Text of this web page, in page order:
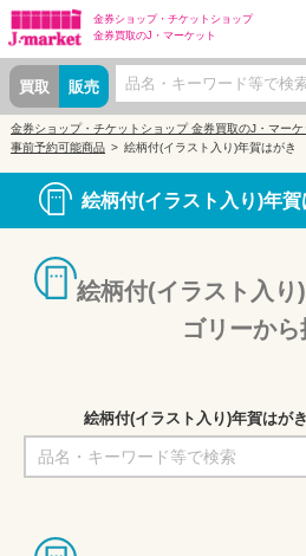
金券ショップ・ チケットショップ
金券買取のJ・マーケット
買取 販売
金券ショップ・チケットショップ 金券買取のJ・マーケ
事前予約可能商品
絵柄付(イラスト入り)年賀はがき
絵柄付(イラスト入り)年
絵柄付(イラスト入
ゴリーから
絵柄付(イラスト入り)年賀はが